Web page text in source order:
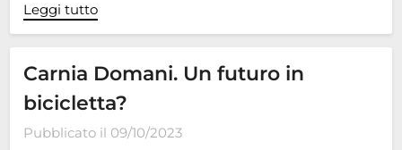
Leggi tutto
Carnia Domani. Un futuro in
bicicletta?
Pubblicato il 09/10/2023